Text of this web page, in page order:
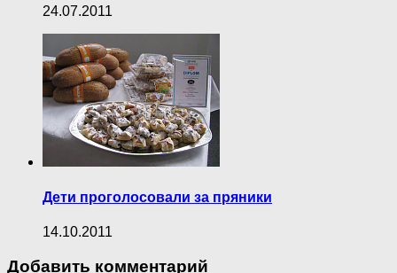
24.07.2011
Дети проголосовали за пряники
14.10.2011
Добавить комментарий